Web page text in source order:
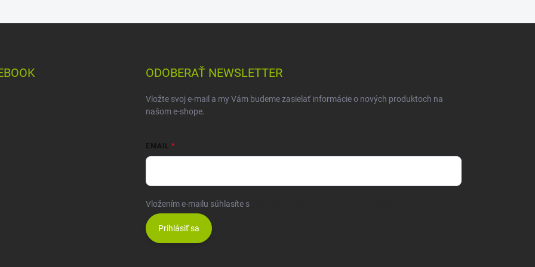
ODOBERAŤ NEWSLETTER
Vložte svoj e-mail a my Vám budeme zasielať informácie o nových produktoch na
našom e-shope.
EMAIL
Vložením e-mailu súhlasíte s
Prihlásiť sa